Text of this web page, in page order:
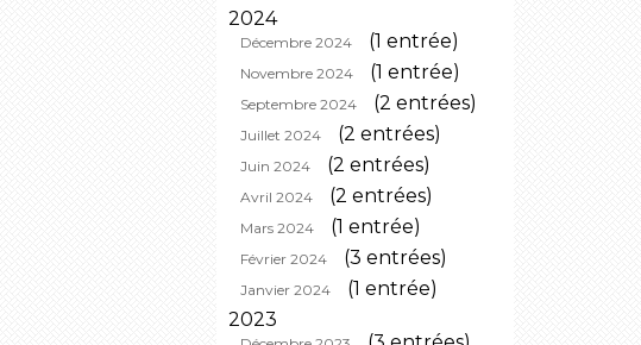
2024
Décembre 2024 (1 entrée)
Novembre 2024 (1 entrée)
Septembre 2024 (2 entrées)
Juillet 2024 (2 entrées)
Juin 2024 (2 entrées)
Avril 2024 (2 entrées)
Mars 2024 (1 entrée)
Février 2024 (3 entrées)
Janvier 2024
(1 entrée)
2023